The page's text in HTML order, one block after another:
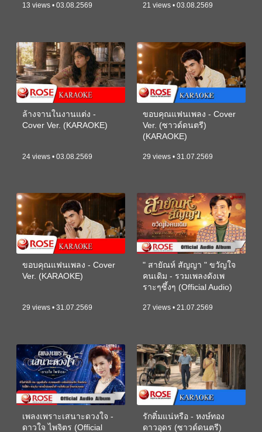
13 views • 03.08.2569 21 views • 03.08.2569
ล้างจานในงานแต่ง -
Cover Ver. (KARAOKE)
24 views • 03.08.2569
ขอบคุณแฟนเพลง - Cover
Ver. (ซาวด์ดนตรี)
(KARAOKE)
29 views • 31.07.2569
ขอบคุณแฟนเพลง - Cover
Ver. (KARAOKE)
29 views • 31.07.2569
" สายัณห์ สัญญา " ขวัญใจ
คนเดิม - รวมเพลงดังเพ
ราะๆซึ้งๆ (Official Audio)
27 views • 21.07.2569
เพลงเพราะเสนาะดวงใจ -
ดาวใจ ไพจิตร (Official
รักติ๋มแน่หรือ - หงษ์ทอง
ดาวอุดร (ซาวด์ดนตรี)